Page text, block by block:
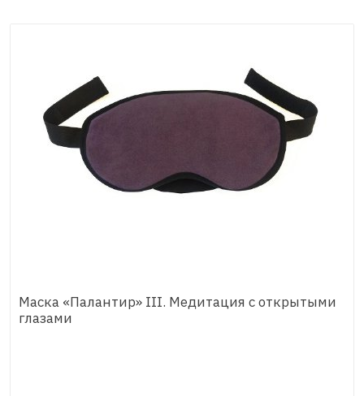
Маска «Палантир» III. Медитация с открытыми
глазами